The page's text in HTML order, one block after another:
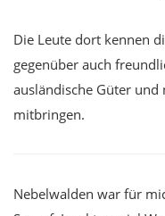
Die Leute dort kennen
gegenüber auch
ausländische Güter und
mitbringen.
Nebelwalden war für